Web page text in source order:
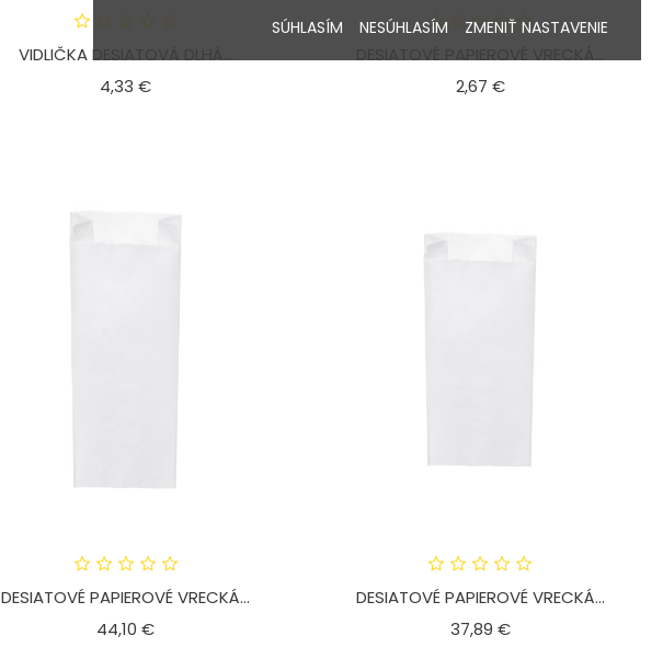
SÚHLASÍM NESÚHLASÍM ZMENIŤ NASTAVENIE
VIDLIČKA DESIATOVÁ DLHÁ...
4,33 €Cena
2,67 €Cena
DESIATOVÉ PAPIEROVÉ VRECKÁ...
44,10 €Cena
DESIATOVÉ PAPIEROVÉ VRECKÁ...
37,89 €Cena